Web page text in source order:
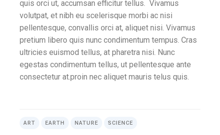
quis orci ut, accumsan efficitur tellus. Vivamus
volutpat, et nibh eu scelerisque morbi ac nisi
pellentesque, convallis orci at, aliquet nisi. Vivamus
pretium libero quis nunc condimentum tempus. Cras
ultricies euismod tellus, at pharetra nisi. Nunc
egestas condimentum tellus, ut pellentesque ante
consectetur at.proin nec aliquet mauris telus quis.
ART EARTH NATURE SCIENCE